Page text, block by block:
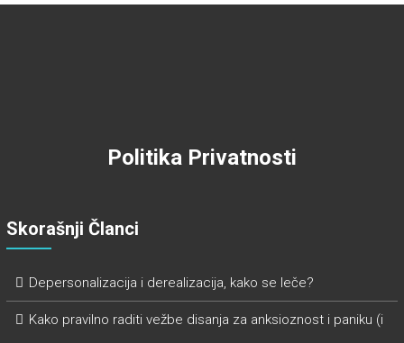
Politika Privatnosti
Skorašnji Članci
Depersonalizacija i derealizacija, kako se leče?
Kako pravilno raditi vežbe disanja za anksioznost i paniku (i